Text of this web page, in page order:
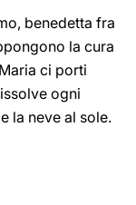
benedetta fra
la cura
ci porti
ogni
la neve al sole.